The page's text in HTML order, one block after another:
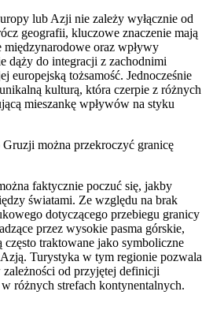
lub Azji nie zależy wyłącznie od
geografii, kluczowe znaczenie mają
międzynarodowe oraz wpływy
dąży do integracji z zachodnimi
europejską tożsamość. Jednocześnie
kulturą, która czerpie z różnych
mieszankę wpływów na styku
można przekroczyć granicę
faktycznie poczuć się, jakby
światami. Ze względu na brak
dotyczącego przebiegu granicy
przez wysokie pasma górskie,
traktowane jako symboliczne
Turystyka w tym regionie pozwala
od przyjętej definicji
różnych strefach kontynentalnych.